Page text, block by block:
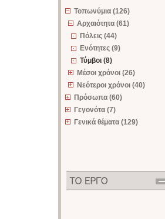
Τοπωνύμια (126)
Αρχαιότητα (61)
Πόλεις (44)
Ενότητες (9)
Τύμβοι (8)
Μέσοι χρόνοι (26)
Νεότεροι χρόνοι (40)
Πρόσωπα (60)
Γεγονότα (7)
Γενικά θέματα (129)